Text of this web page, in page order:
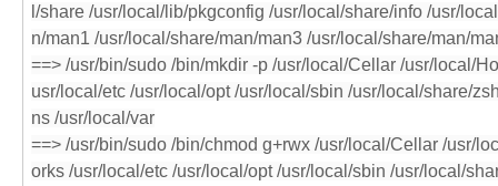
l/share /usr/local/lib/pkgconfig /usr/local/share/info /usr/
n/man1 /usr/local/share/man/man3 /usr/local/share/man/
==> /usr/bin/sudo /bin/mkdir -p /usr/local/Cellar /usr/local/
usr/local/etc /usr/local/opt /usr/local/sbin /usr/local/share/
ns /usr/local/var
==> /usr/bin/sudo /bin/chmod g+rwx /usr/local/Cellar /usr/
orks /usr/local/etc /usr/local/opt /usr/local/sbin /usr/local/